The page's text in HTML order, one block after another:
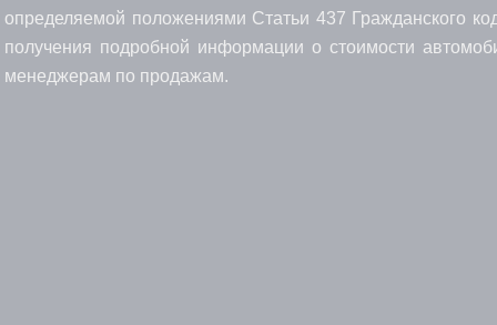
определяемой положениями Статьи 437 Гражданского
получения подробной информации о стоимости
менеджерам по продажам.